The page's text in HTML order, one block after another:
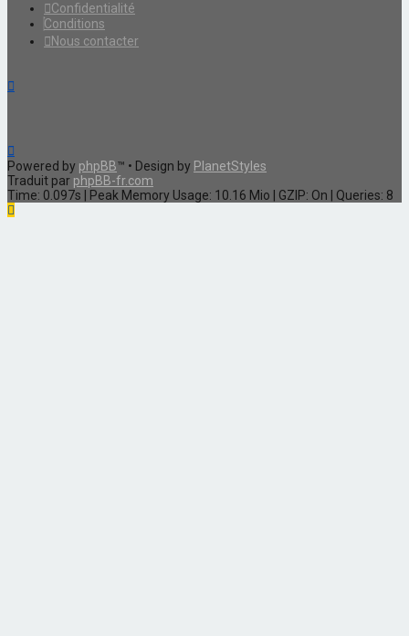
Confidentialité
Conditions
Nous contacter
Powered by phpBB™ • Design by PlanetStyles
Traduit par phpBB-fr.com
Time: 0.097s | Peak Memory Usage: 10.16 Mio | GZIP: On | Queries: 8